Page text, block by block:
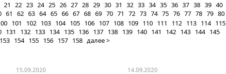
21 22 23 24 25 26 27 28 29 30 31 32 33 34 35 36 37 38 39 40
61 62 63 64 65 66 67 68 69 70 71 72 73 74 75 76 77 78 79 80
101 102 103 104 105 106 107 108 109 110 111 112 113 114 115
131 132 133 134 135 136 137 138 139 140 141 142 143 144 145
153 154 155 156 157 158 далее >
15.09.2020 14.09.2020